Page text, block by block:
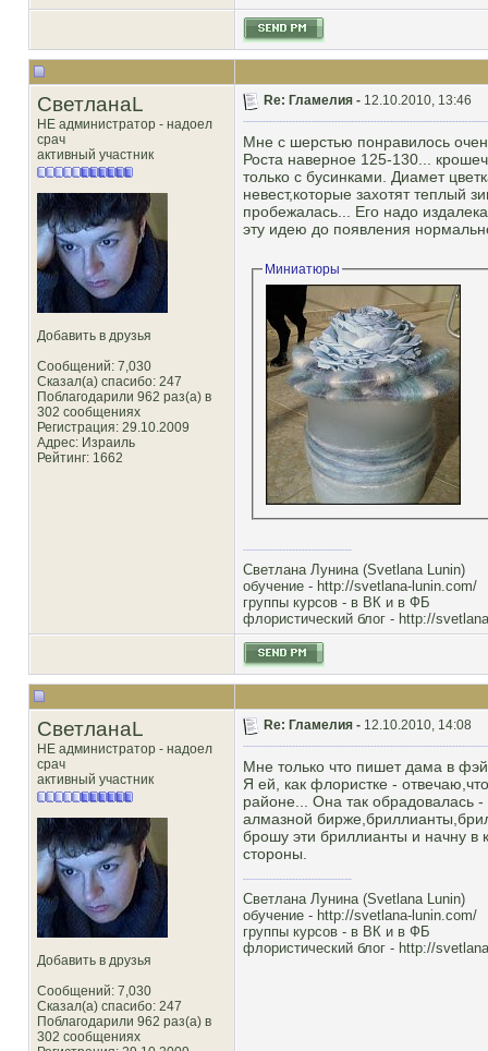
СветланаL
НЕ администратор - надоел
срач
активный участник
Добавить в друзья
Сообщений: 7,030
Сказал(а) спасибо: 247
Поблагодарили 962 раз(а) в
302 сообщениях
Регистрация: 29.10.2009
Адрес: Израиль
Рейтинг: 1662
Re: Гламелия - 12.10.2010, 13:46
Мне с шерстью понравилось
Роста наверное 125-130...
только с бусинками. Диамет
невест,которые захотят теплый
пробежалась... Его надо
эту идею до появления
Миниатюры
Светлана Лунина (Svetlana Lunin)
обучение - http://svetlana-lunin.com/
группы курсов - в ВК и в ФБ
флористический блог - http://
СветланаL
НЕ администратор - надоел
срач
активный участник
Добавить в друзья
Сообщений: 7,030
Сказал(а) спасибо: 247
Поблагодарили 962 раз(а) в
302 сообщениях
Re: Гламелия - 12.10.2010, 14:08
Мне только что пишет дама в
Я ей, как флористке -
районе... Она так обрадовалась
алмазной
брошу эти бриллианты и начну в
стороны.
Светлана Лунина (Svetlana Lunin)
обучение - http://svetlana-lunin.com/
группы курсов - в ВК и в ФБ
флористический блог - http://